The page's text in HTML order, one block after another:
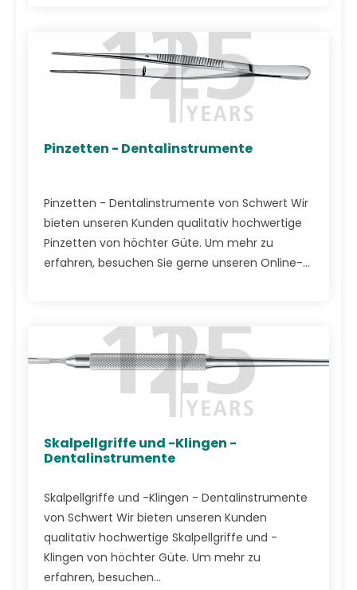
Pinzetten - Dentalinstrumente
Pinzetten - Dentalinstrumente von Schwert Wir
bieten unseren Kunden qualitativ hochwertige
Pinzetten von höchter Güte. Um mehr zu
erfahren, besuchen Sie gerne unseren Online-...
Skalpellgriffe und -Klingen -
Dentalinstrumente
Skalpellgriffe und -Klingen - Dentalinstrumente
von Schwert Wir bieten unseren Kunden
qualitativ hochwertige Skalpellgriffe und -
Klingen von höchter Güte. Um mehr zu
erfahren, besuchen...